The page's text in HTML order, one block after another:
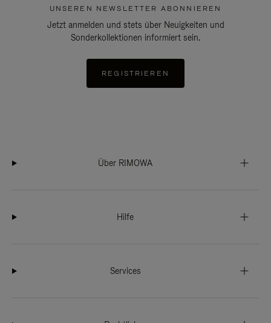
UNSEREN NEWSLETTER ABONNIEREN
Jetzt anmelden und stets über Neuigkeiten und
Sonderkollektionen informiert sein.
REGISTRIEREN
Über RIMOWA
Hilfe
Services